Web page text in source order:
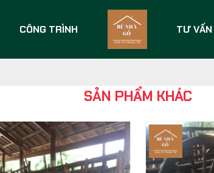
CÔNG TRÌNH TƯ VẤN
SẢN PHẨM KHÁC